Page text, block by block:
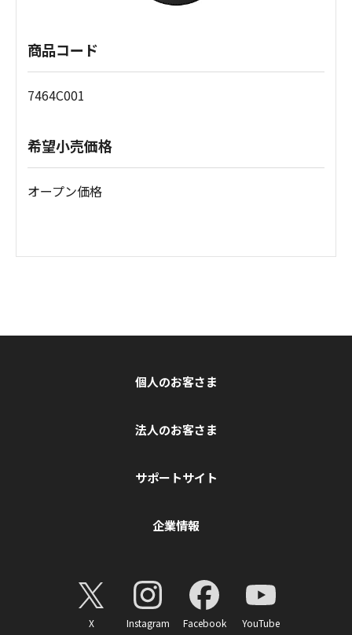
商品コード
7464C001
希望小売価格
オープン価格
個人のお客さま
法人のお客さま
サポートサイト
企業情報
X Instagram Facebook YouTube